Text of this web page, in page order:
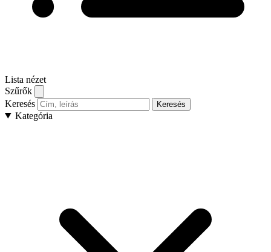
Lista nézet
Szűrők
Keresés
Keresés
Kategória